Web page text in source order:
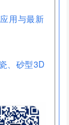
用与最新
、砂型3D